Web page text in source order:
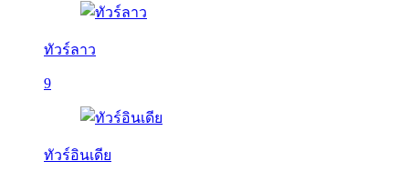
ทัวร์ลาว
9
ทัวร์อินเดีย